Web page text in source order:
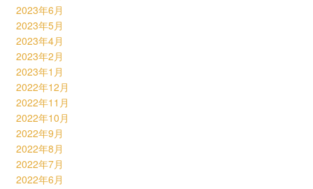
2023年6月
2023年5月
2023年4月
2023年2月
2023年1月
2022年12月
2022年11月
2022年10月
2022年9月
2022年8月
2022年7月
2022年6月